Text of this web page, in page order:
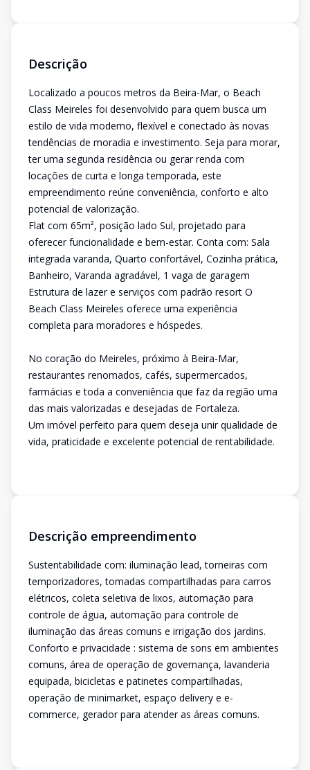
Descrição
Localizado a poucos metros da Beira-Mar, o Beach
Class Meireles foi desenvolvido para quem busca um
estilo de vida moderno, flexível e conectado às novas
tendências de moradia e investimento. Seja para morar,
ter uma segunda residência ou gerar renda com
locações de curta e longa temporada, este
empreendimento reúne conveniência, conforto e alto
potencial de valorização.
Flat com 65m², posição lado Sul, projetado para
oferecer funcionalidade e bem-estar. Conta com: Sala
integrada varanda, Quarto confortável, Cozinha prática,
Banheiro, Varanda agradável, 1 vaga de garagem
Estrutura de lazer e serviços com padrão resort O
Beach Class Meireles oferece uma experiência
completa para moradores e hóspedes.
No coração do Meireles, próximo à Beira-Mar,
restaurantes renomados, cafés, supermercados,
farmácias e toda a conveniência que faz da região uma
das mais valorizadas e desejadas de Fortaleza.
Um imóvel perfeito para quem deseja unir qualidade de
vida, praticidade e excelente potencial de rentabilidade.
Descrição empreendimento
Sustentabilidade com: iluminação lead, torneiras com
temporizadores, tomadas compartilhadas para carros
elétricos, coleta seletiva de lixos, automação para
controle de água, automação para controle de
iluminação das áreas comuns e irrigação dos jardins.
Conforto e privacidade : sistema de sons em ambientes
comuns, área de operação de governança, lavanderia
equipada, bicicletas e patinetes compartilhadas,
operação de minimarket, espaço delivery e e-
commerce, gerador para atender as áreas comuns.